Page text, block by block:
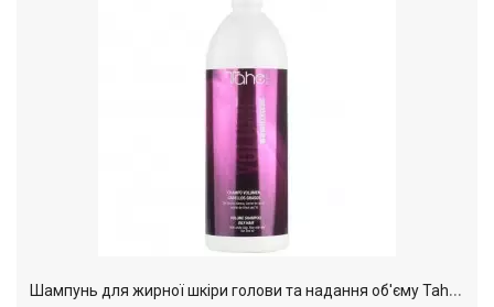
Ш
ампунь для жирної шкіри голови та надання об'єму Tahe Botanic Tricology Volume, 1000 мл